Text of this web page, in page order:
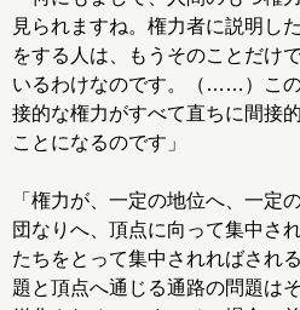
見られますね。権力者に説明し
をする人は、もうそのことだけ
いるわけなのです。（……）こ
接的な権力がすべて直ちに間接
ことになるのです」
「権力が、一定の地位へ、一定
団なりへ、頂点に向って集中さ
たちをとって集中されればされ
題と頂点へ通じる通路の問題は